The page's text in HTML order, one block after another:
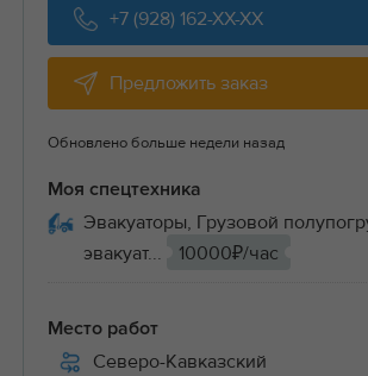
+7 (928) 162-XX-XX
Предложить заказ
Обновлено больше недели назад
Моя спецтехника
Эвакуаторы, Грузовой
эвакуат...
10000₽/час
Место работ
Северо-Кавказский